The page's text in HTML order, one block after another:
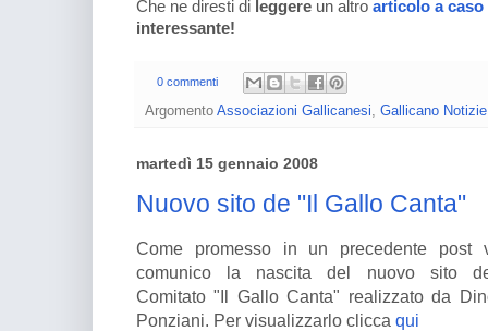
Che ne diresti di leggere un altro articolo a caso
interessante!
0 commenti
Argomento Associazioni Gallicanesi, Gallicano Notizie
martedì 15 gennaio 2008
Nuovo sito de "Il Gallo Canta"
Come promesso in un precedente post
comunico la nascita del nuovo sito
Comitato "Il Gallo Canta" realizzato da
Ponziani. Per visualizzarlo clicca qui